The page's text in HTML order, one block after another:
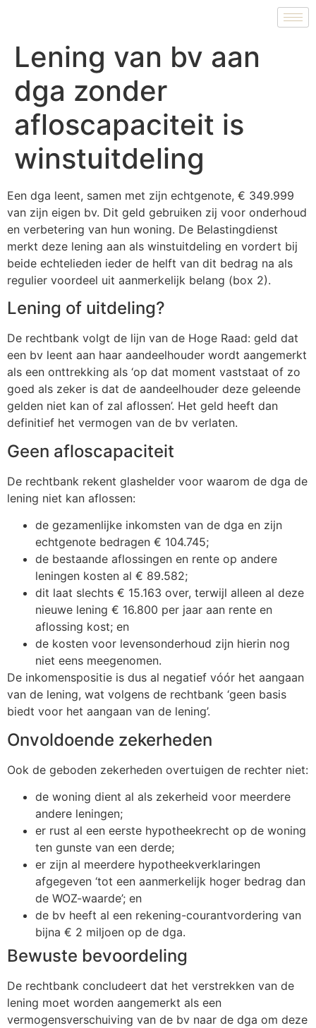
Lening van bv aan
dga zonder
afloscapaciteit is
winstuitdeling
Een dga leent, samen met zijn echtgenote, € 349.999
van zijn eigen bv. Dit geld gebruiken zij voor onderhoud
en verbetering van hun woning. De Belastingdienst
merkt deze lening aan als winstuitdeling en vordert bij
beide echtelieden ieder de helft van dit bedrag na als
regulier voordeel uit aanmerkelijk belang (box 2).
Lening of uitdeling?
De rechtbank volgt de lijn van de Hoge Raad: geld dat
een bv leent aan haar aandeelhouder wordt aangemerkt
als een onttrekking als ‘op dat moment vaststaat of zo
goed als zeker is dat de aandeelhouder deze geleende
gelden niet kan of zal aflossen’. Het geld heeft dan
definitief het vermogen van de bv verlaten.
Geen afloscapaciteit
De rechtbank rekent glashelder voor waarom de dga de
lening niet kan aflossen:
de gezamenlijke inkomsten van de dga en zijn
echtgenote bedragen € 104.745;
de bestaande aflossingen en rente op andere
leningen kosten al € 89.582;
dit laat slechts € 15.163 over, terwijl alleen al deze
nieuwe lening € 16.800 per jaar aan rente en
aflossing kost; en
de kosten voor levensonderhoud zijn hierin nog
niet eens meegenomen.
De inkomenspositie is dus al negatief vóór het aangaan
van de lening, wat volgens de rechtbank ‘geen basis
biedt voor het aangaan van de lening’.
Onvoldoende zekerheden
Ook de geboden zekerheden overtuigen de rechter niet:
de woning dient al als zekerheid voor meerdere
andere leningen;
er rust al een eerste hypotheekrecht op de woning
ten gunste van een derde;
er zijn al meerdere hypotheekverklaringen
afgegeven ‘tot een aanmerkelijk hoger bedrag dan
de WOZ-waarde’; en
de bv heeft al een rekening-courantvordering van
bijna € 2 miljoen op de dga.
Bewuste bevoordeling
De rechtbank concludeert dat het verstrekken van de
lening moet worden aangemerkt als een
vermogensverschuiving van de bv naar de dga om deze